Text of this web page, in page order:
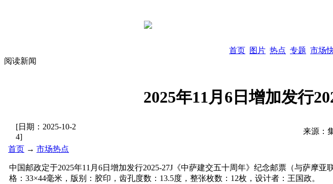
首页 图片 热点 专题 市场
阅读新闻
2025年11月6日增加发行
[日期： 2025-10-2
4]
来源：
首页 → 市场热点
中国邮政定于2025年11月6日增加发行2025-27J《中萨建交五十周年》纪念邮票（与萨摩
格：33×44毫米，版别：胶印，齿孔度数：13.5度，整张枚数：12枚，设计者：王国政。